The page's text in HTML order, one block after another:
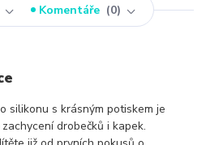
Komentáře 0
silikonu s krásným potiskem je
drobečků i kapek.